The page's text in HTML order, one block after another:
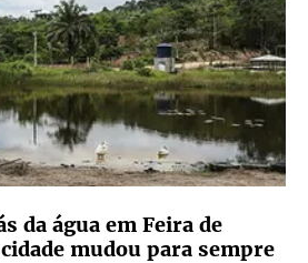
da água em Feira de
mudou para sempre